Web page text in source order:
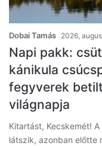
Dobai Tamás 2026,
Napi pakk:
kánikula
fegyverek
világnapja
Kitartást, Kecskemét!
látszik, azonban előtte